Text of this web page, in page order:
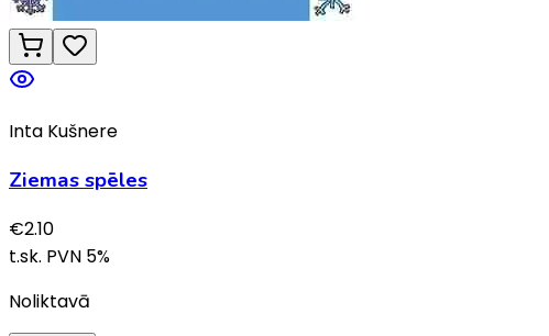
Inta Kušnere
Ziemas spēles
€2.10
t.sk. PVN 5%
Noliktavā